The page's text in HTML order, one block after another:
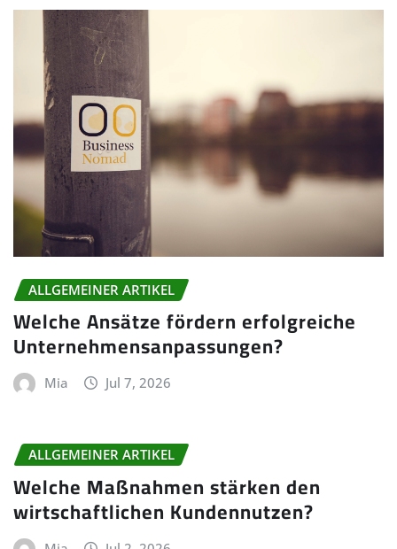
ALLGEMEINER ARTIKEL
Welche Ansätze fördern erfolgreiche
Unternehmensanpassungen?
Mia Jul 7, 2026
ALLGEMEINER ARTIKEL
Welche Maßnahmen stärken den
wirtschaftlichen Kundennutzen?